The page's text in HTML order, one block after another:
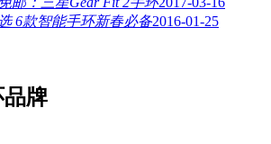
6款智能手环新春必备2016-01-25
牌